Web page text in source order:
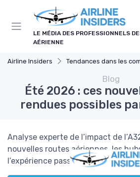
LE MÉDIA DES PROFESSIONNELS
AÉRIENNE
Airline Insiders Tendances dans les compagnies
Blog
Été 2026 : ces
rendues possibles
Analyse experte de l’impact de
nouvelles routes aériennes, les
l’expérience passager, avec focus
Panneau de gestion des cookies